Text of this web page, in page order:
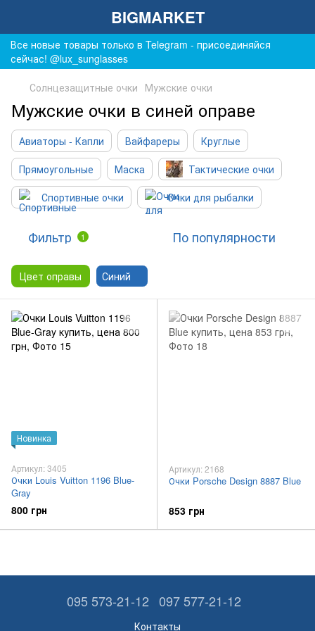
BIGMARKET
Все новые товары только в Telegram - присоединяйся
сейчас! @lux_sunglasses
Солнцезащитные очки Мужские очки
Мужские очки в синей оправе
Авиаторы - Капли Вайфареры
Круглые
Прямоугольные
Маска
Тактические очки
Спортивные очки
Очки для рыбалки
Фильтр 1 По популярности
Цвет оправы Синий
Новинка
Артикул: 3405
Очки Louis Vuitton 1196 Blue-
Gray
800 грн
Артикул: 2168
Очки Porsche Design 8887 Blue
853 грн
095 573-21-12 097 577-21-12
Контакты